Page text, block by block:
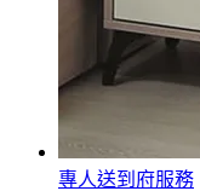
專人送到府服務